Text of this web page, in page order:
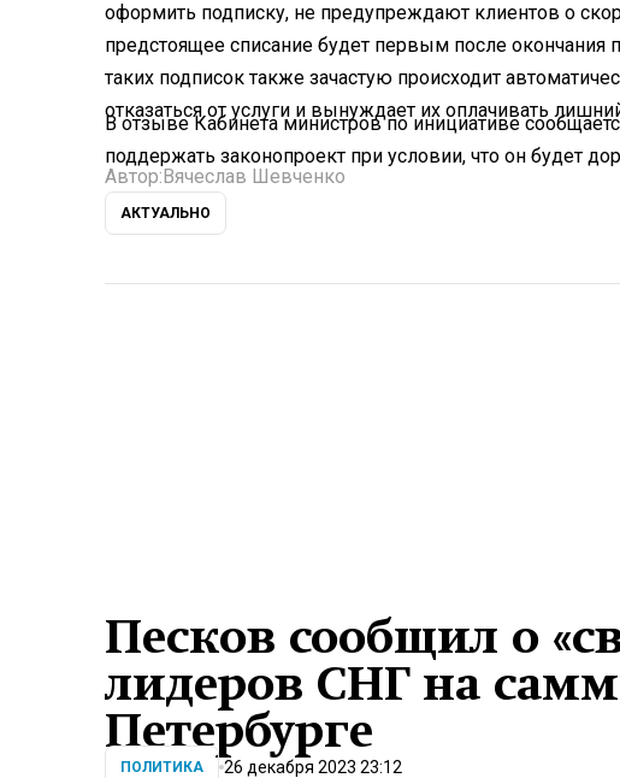
оформить подписку, не предупреждают клиентов о
предстоящее списание будет первым после окончания
таких подписок также зачастую происходит
отказаться от услуги и вынуждает их оплачивать
В отзыве Кабинета министров по инициативе
поддержать законопроект при условии, что он будет
Автор: Вячеслав Шевченко
АКТУАЛЬНО
Песков сообщил о
лидеров СНГ на
Петербурге
ПОЛИТИКА 26 декабря 2023 23:12